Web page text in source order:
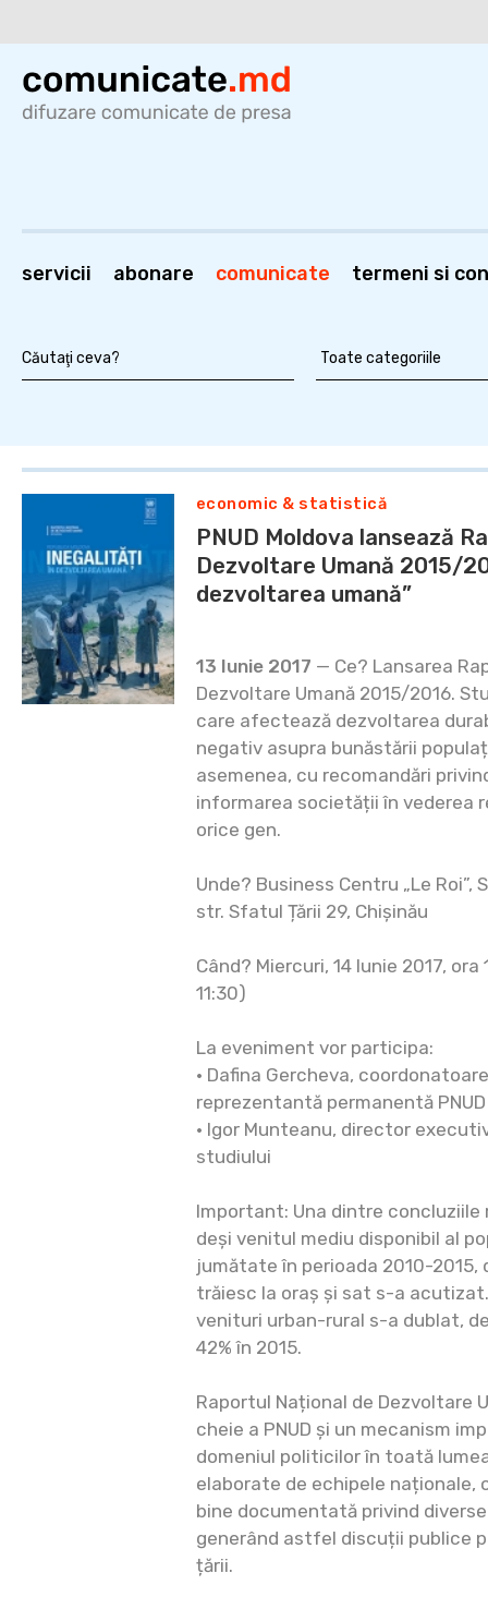
servicii abonare comunicate termeni si
economic & statistică
PNUD Moldova lansează
Dezvoltare Umană 2015/
dezvoltarea umană”
13 Iunie 2017 — Ce? Lansarea
Dezvoltare Umană 2015/2016.
care afectează dezvoltarea
negativ asupra bunăstării
asemenea, cu recomandări
informarea societății în vederea
orice gen.
Unde? Business Centru „Le
str. Sfatul Țării 29, Chișinău
Când? Miercuri, 14 Iunie 2017,
11:30)
La eveniment vor participa:
• Dafina Gercheva,
reprezentantă permanentă
• Igor Munteanu, director
studiului
Important: Una dintre
deși venitul mediu disponibil al
jumătate în perioada 2010-
trăiesc la oraș și sat s-a
venituri urban-rural s-a dublat,
42% în 2015.
Raportul Național de Dezvoltare
cheie a PNUD și un mecanism
domeniul politicilor în toată
elaborate de echipele naționale,
bine documentată privind
generând astfel discuții publice
țării.